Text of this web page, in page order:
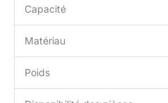
Capacité
Matériau
Poids